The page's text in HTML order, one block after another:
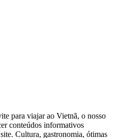
para viajar ao Vietnã, o nosso
conteúdos informativos
Cultura, gastronomia, ótimas